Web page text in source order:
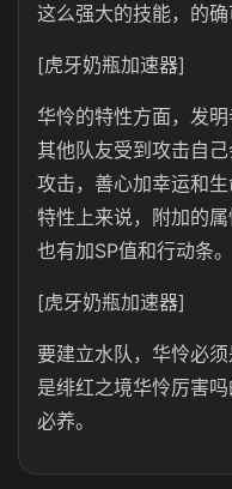
这么强大的技能，的
[虎牙奶瓶加速器]
华怜的特性方面，发明
其他队友受到攻击自
攻击，善心加幸运和生
特性上来说，附加的
也有加SP值和行动条。
[虎牙奶瓶加速器]
要建立水队，华怜必
是绯红之境华怜厉害
必养。